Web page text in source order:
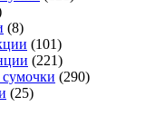
(8)
(101)
(221)
(290)
(25)